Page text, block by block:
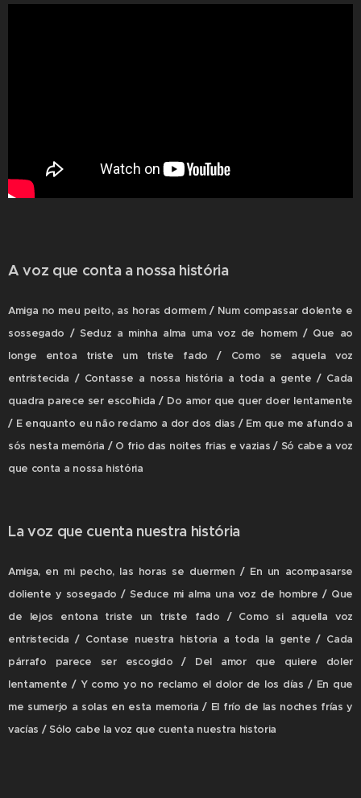
A voz que conta a nossa história
Amiga no meu peito, as horas dormem / Num compassar dolente e
sossegado / Seduz a minha alma uma voz de homem / Que ao
longe entoa triste um triste fado / Como se aquela voz
entristecida / Contasse a nossa história a toda a gente / Cada
quadra parece ser escolhida / Do amor que quer doer lentamente
/ E enquanto eu não reclamo a dor dos dias / Em que me afundo a
sós nesta memória / O frio das noites frias e vazias / Só cabe a voz
que conta a nossa história
La voz que cuenta nuestra história
Amiga, en mi pecho, las horas se duermen / En un acompasarse
doliente y sosegado / Seduce mi alma una voz de hombre / Que
de lejos entona triste un triste fado / Como si aquella voz
entristecida / Contase nuestra historia a toda la gente / Cada
párrafo parece ser escogido / Del amor que quiere doler
lentamente / Y como yo no reclamo el dolor de los días / En que
me sumerjo a solas en esta memoria / El frío de las noches frías y
vacías / Sólo cabe la voz que cuenta nuestra historia